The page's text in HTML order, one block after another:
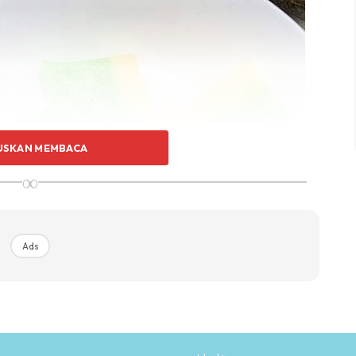
MEMBACA
∞
Ads